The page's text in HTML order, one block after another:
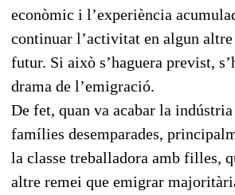
econòmic i l’experiència
continuar l’activitat en algun altre
futur. Si això s’haguera previst,
drama de l’emigració.
De fet, quan va acabar la
famílies desemparades,
la classe treballadora amb filles,
altre remei que emigrar